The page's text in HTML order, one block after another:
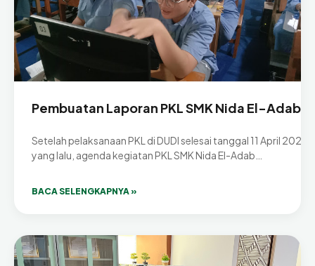
Pembuatan Laporan PKL SMK Nida El-Adabi
Setelah pelaksanaan PKL di DUDI selesai tanggal 11 April 2026
yang lalu, agenda kegiatan PKL SMK Nida El-Adab…
BACA SELENGKAPNYA »